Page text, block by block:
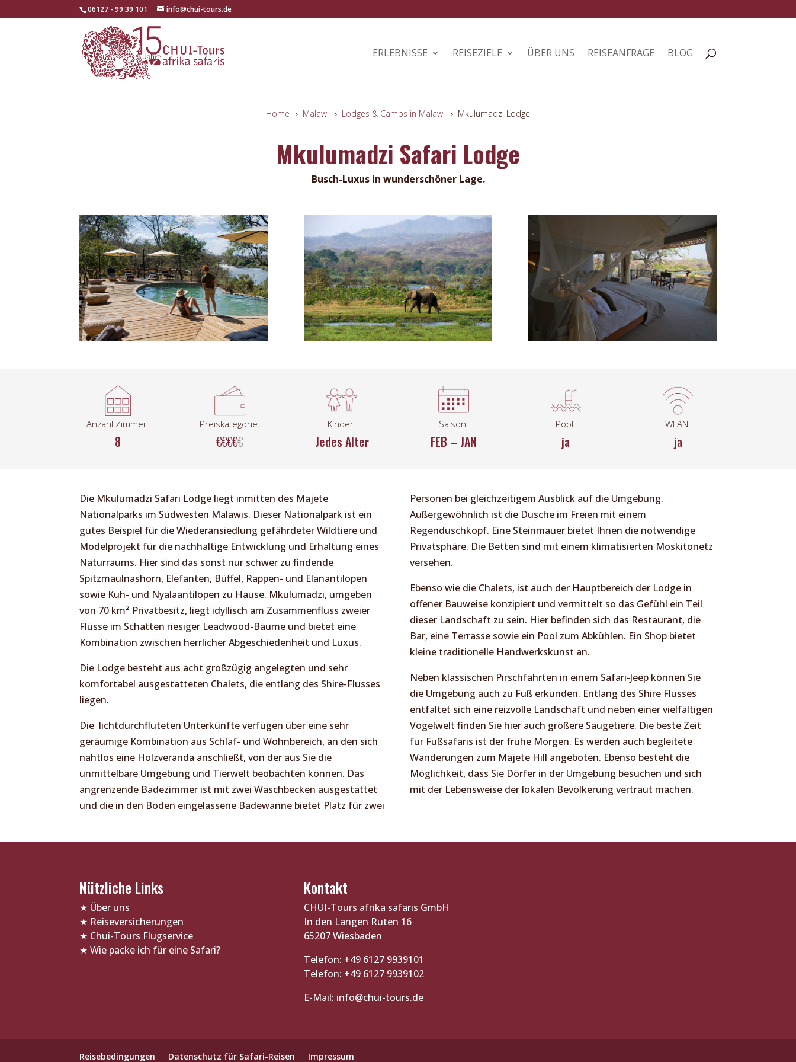
06127 - 99 39 101 info@chui-tours.de
ERLEBNISSE REISEZIELE ÜBER UNS REISEANFRAGE BLOG
Home 5 Malawi 5 Lodges & Camps in Malawi 5 Mkulumadzi Lodge
Mkulumadzi Safari Lodge
Busch-Luxus in wunderschöner Lage.
Anzahl Zimmer:
8
Preiskategorie:
€€€€€
Kinder:
Jedes Alter
Saison:
FEB – JAN
Pool:
ja
WLAN:
ja
Die Mkulumadzi Safari Lodge liegt inmitten des Majete
Nationalparks im Südwesten Malawis. Dieser Nationalpark ist ein
gutes Beispiel für die Wiederansiedlung gefährdeter Wildtiere und
Modelprojekt für die nachhaltige Entwicklung und Erhaltung eines
Naturraums. Hier sind das sonst nur schwer zu findende
Spitzmaulnashorn, Elefanten, Büffel, Rappen- und Elanantilopen
sowie Kuh- und Nyalaantilopen zu Hause. Mkulumadzi, umgeben
von 70 km² Privatbesitz, liegt idyllisch am Zusammenfluss zweier
Flüsse im Schatten riesiger Leadwood-Bäume und bietet eine
Kombination zwischen herrlicher Abgeschiedenheit und Luxus.
Die Lodge besteht aus acht großzügig angelegten und sehr
komfortabel ausgestatteten Chalets, die entlang des Shire-Flusses
liegen.
Die lichtdurchfluteten Unterkünfte verfügen über eine sehr
geräumige Kombination aus Schlaf- und Wohnbereich, an den sich
nahtlos eine Holzveranda anschließt, von der aus Sie die
unmittelbare Umgebung und Tierwelt beobachten können. Das
angrenzende Badezimmer ist mit zwei Waschbecken ausgestattet
und die in den Boden eingelassene Badewanne bietet Platz für zwei
Personen bei gleichzeitigem Ausblick auf die Umgebung.
Außergewöhnlich ist die Dusche im Freien mit einem
Regenduschkopf. Eine Steinmauer bietet Ihnen die notwendige
Privatsphäre. Die Betten sind mit einem klimatisierten Moskitonetz
versehen.
Ebenso wie die Chalets, ist auch der Hauptbereich der Lodge in
offener Bauweise konzipiert und vermittelt so das Gefühl ein Teil
dieser Landschaft zu sein. Hier befinden sich das Restaurant, die
Bar, eine Terrasse sowie ein Pool zum Abkühlen. Ein Shop bietet
kleine traditionelle Handwerkskunst an.
Neben klassischen Pirschfahrten in einem Safari-Jeep können Sie
die Umgebung auch zu Fuß erkunden. Entlang des Shire Flusses
entfaltet sich eine reizvolle Landschaft und neben einer vielfältigen
Vogelwelt finden Sie hier auch größere Säugetiere. Die beste Zeit
für Fußsafaris ist der frühe Morgen. Es werden auch begleitete
Wanderungen zum Majete Hill angeboten. Ebenso besteht die
Möglichkeit, dass Sie Dörfer in der Umgebung besuchen und sich
mit der Lebensweise der lokalen Bevölkerung vertraut machen.
Nützliche Links
★ Über uns
★ Reiseversicherungen
★ Chui-Tours Flugservice
★Wie packe ich für eine Safari?
Kontakt
CHUI-Tours afrika safaris GmbH
In den Langen Ruten 16
65207 Wiesbaden
Telefon: +49 6127 9939101
Telefon: +49 6127 9939102
E-Mail: info@chui-tours.de
Reisebedingungen Datenschutz für Safari-Reisen Impressum